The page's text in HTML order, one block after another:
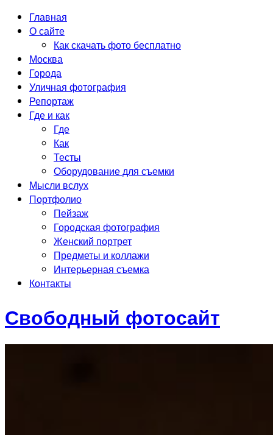
Главная
О сайте
Как скачать фото бесплатно
Москва
Города
Уличная фотография
Репортаж
Где и как
Где
Как
Тесты
Оборудование для съемки
Мысли вслух
Портфолио
Пейзаж
Городская фотография
Женский портрет
Предметы и коллажи
Интерьерная съемка
Контакты
Свободный фотосайт